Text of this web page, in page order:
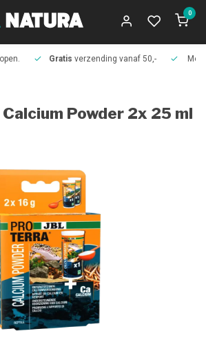
0
Gratis verzending vanaf 50,-
Powder 2x 25 ml